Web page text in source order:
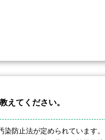
えてください。
防止法が定められています。